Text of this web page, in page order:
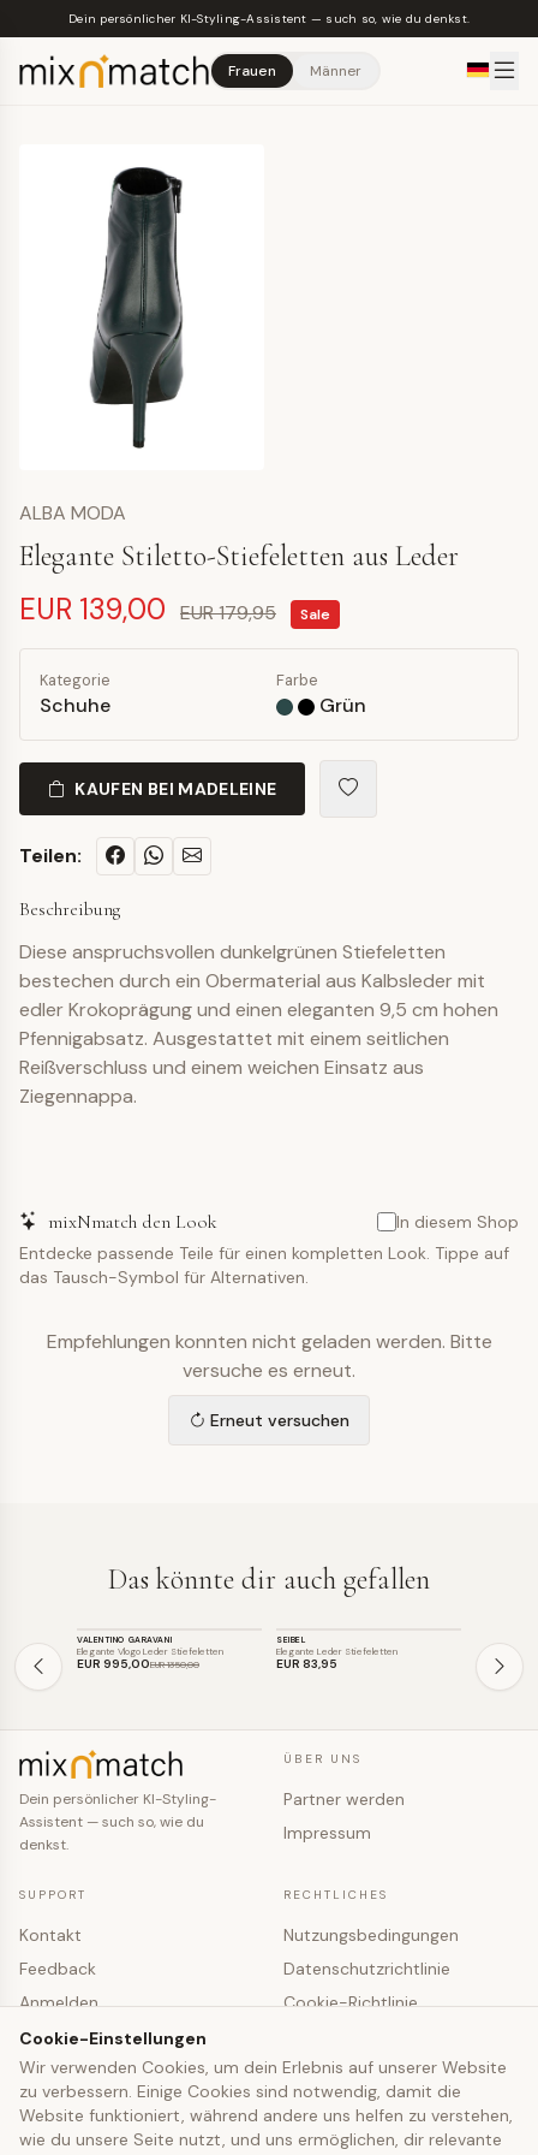
Skip to main content
Dein persönlicher KI-Styling-Assistent — such so, wie du denkst.
Frauen Männer
ALBA MODA
Elegante Stiletto-Stiefeletten aus Leder
EUR 139,00 EUR 179,95 Sale
Kategorie
Schuhe
Farbe
Grün
KAUFEN BEI MADELEINE
Teilen:
Beschreibung
Diese anspruchsvollen dunkelgrünen Stiefeletten
bestechen durch ein Obermaterial aus Kalbsleder mit
edler Krokoprägung und einen eleganten 9,5 cm hohen
Pfennigabsatz. Ausgestattet mit einem seitlichen
Reißverschluss und einem weichen Einsatz aus
Ziegennappa.
mixNmatch den Look
In diesem Shop
Entdecke passende Teile für einen kompletten Look. Tippe auf
das Tausch-Symbol für Alternativen.
Empfehlungen konnten nicht geladen werden. Bitte
versuche es erneut.
Erneut versuchen
Das könnte dir auch gefallen
SALE
VALENTINO GARAVANI
Elegante Vlogo Leder Stiefeletten
EUR 995,00EUR 1350,00
SEIBEL
Elegante Leder Stiefeletten
EUR 83,95 EUR 720
Dein persönlicher KI-Styling-
Assistent — such so, wie du
denkst.
ÜBER UNS
Partner werden
Impressum
SUPPORT
Kontakt
Feedback
Anmelden
Registrieren
RECHTLICHES
Nutzungsbedingungen
Datenschutzrichtlinie
Cookie-Richtlinie
© 2026 mixNmatch · co-fashion UG (haftungsbeschränkt)
Cookie-Einstellungen
Wir verwenden Cookies, um dein Erlebnis auf unserer Website
zu verbessern. Einige Cookies sind notwendig, damit die
Website funktioniert, während andere uns helfen zu verstehen,
wie du unsere Seite nutzt, und uns ermöglichen, dir relevante